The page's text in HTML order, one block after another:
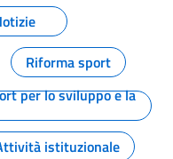
Riforma sport
per lo sviluppo e la
istituzionale